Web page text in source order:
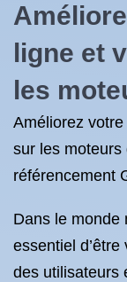
ligne et
les
Améliorez
sur les
référencement
Dans le monde
essentiel
des utilisateurs